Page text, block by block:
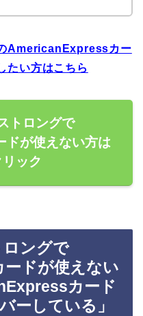
AmericanExpressカー
たい方はこちら
トロングで
が使えない方は
ック
ングで
ドが使えない
カード
ーしている」